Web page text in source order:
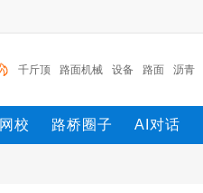
千斤顶 路面机械 设备 路面 沥青
工程 机械 路桥
网校 路桥圈子 AI对话